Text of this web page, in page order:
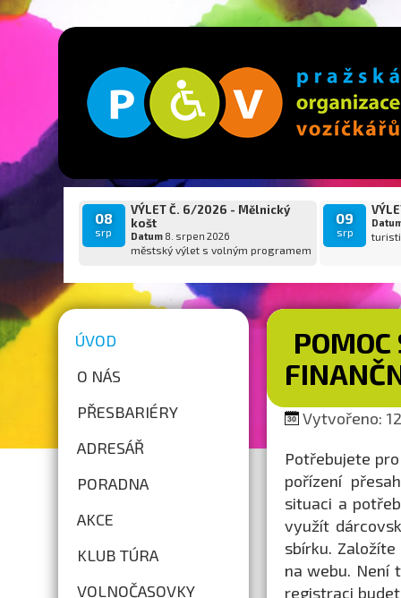
08
srp
VÝLET Č. 6/2026 - Mělnický
košt
Datum8. srpen 2026
městský výlet s volným programem
09
srp
ÚVOD
O NÁS
PŘESBARIÉRY
ADRESÁŘ
PORADNA
AKCE
KLUB TÚRA
VOLNOČASOVKY
Vytvořeno:
Potřebujete
pořízení
situaci a
využít
sbírku.
na webu. Není
registraci